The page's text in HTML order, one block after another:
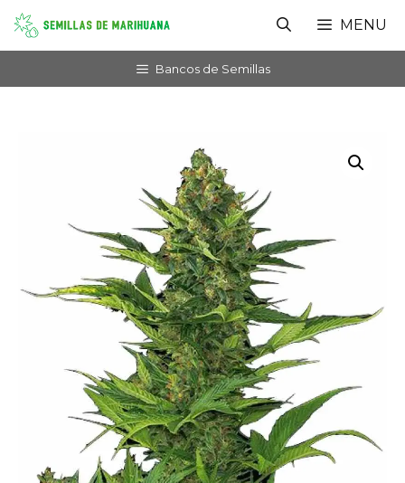
Saltar
contenido
MENU
Bancos de Semillas